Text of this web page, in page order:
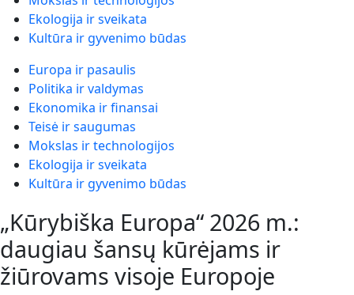
Ekologija ir sveikata
Kultūra ir gyvenimo būdas
Europa ir pasaulis
Politika ir valdymas
Ekonomika ir finansai
Teisė ir saugumas
Mokslas ir technologijos
Ekologija ir sveikata
Kultūra ir gyvenimo būdas
„Kūrybiška Europa“ 2026 m.:
daugiau šansų kūrėjams ir
žiūrovams visoje Europoje